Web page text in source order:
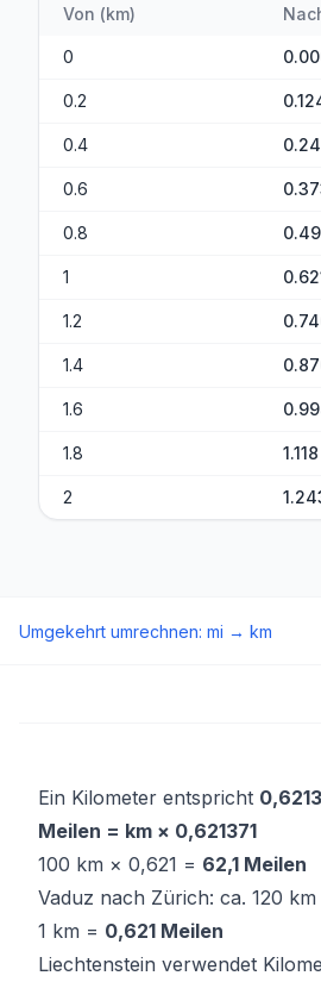
Von (km)
0
0.2
0.4
0.6
0.8
1
1.2
1.4
1.6
1.8 1.118
2
Umgekehrt umrechnen: mi → km
Ein Kilometer entspricht
Meilen = km × 0,621371
100 km × 0,621 = 62,1 Meilen
Vaduz nach Zürich: ca. 120 km
1 km = 0,621 Meilen
Liechtenstein verwendet